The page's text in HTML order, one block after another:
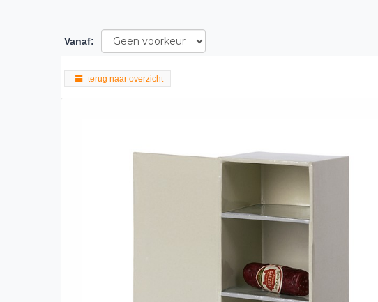
Vanaf:
terug naar overzicht